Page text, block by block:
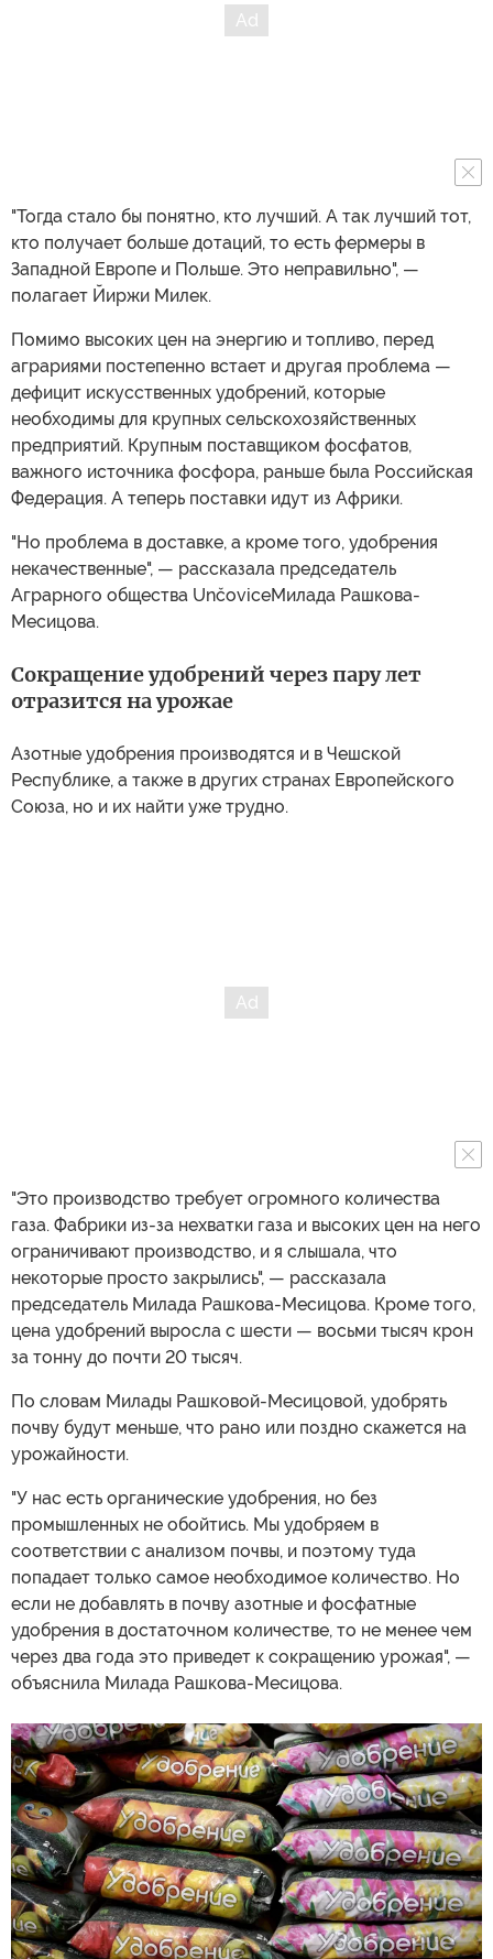
"Тогда стало бы понятно, кто лучший. А так лучший тот,
кто получает больше дотаций, то есть фермеры в
Западной Европе и Польше. Это неправильно", —
полагает Йиржи Милек.
Помимо высоких цен на энергию и топливо, перед
аграриями постепенно встает и другая проблема —
дефицит искусственных удобрений, которые
необходимы для крупных сельскохозяйственных
предприятий. Крупным поставщиком фосфатов,
важного источника фосфора, раньше была Российская
Федерация. А теперь поставки идут из Африки.
"Но проблема в доставке, а кроме того, удобрения
некачественные", — рассказала председатель
Аграрного общества UnčoviceМилада Рашкова-
Месицова.
Сокращение удобрений через пару лет
отразится на урожае
Азотные удобрения производятся и в Чешской
Республике, а также в других странах Европейского
Союза, но и их найти уже трудно.
"Это производство требует огромного количества
газа. Фабрики из-за нехватки газа и высоких цен на него
ограничивают производство, и я слышала, что
некоторые просто закрылись", — рассказала
председатель Милада Рашкова-Месицова. Кроме того,
цена удобрений выросла с шести — восьми тысяч крон
за тонну до почти 20 тысяч.
По словам Милады Рашковой-Месицовой, удобрять
почву будут меньше, что рано или поздно скажется на
урожайности.
"У нас есть органические удобрения, но без
промышленных не обойтись. Мы удобряем в
соответствии с анализом почвы, и поэтому туда
попадает только самое необходимое количество. Но
если не добавлять в почву азотные и фосфатные
удобрения в достаточном количестве, то не менее чем
через два года это приведет к сокращению урожая", —
объяснила Милада Рашкова-Месицова.